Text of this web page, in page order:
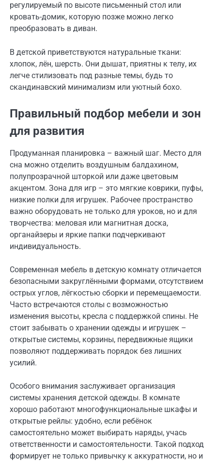
регулируемый по высоте письменный стол или
кровать-домик, которую позже можно легко
преобразовать в диван.
В детской приветствуются натуральные ткани:
хлопок, лён, шерсть. Они дышат, приятны к телу, их
легче стилизовать под разные темы, будь то
скандинавский минимализм или уютный бохо.
Правильный подбор мебели и зон
для развития
Продуманная планировка – важный шаг. Место для
сна можно отделить воздушным балдахином,
полупрозрачной шторкой или даже цветовым
акцентом. Зона для игр – это мягкие коврики, пуфы,
низкие полки для игрушек. Рабочее пространство
важно оборудовать не только для уроков, но и для
творчества: меловая или магнитная доска,
органайзеры и яркие папки подчеркивают
индивидуальность.
Современная мебель в детскую комнату отличается
безопасными закруглёнными формами, отсутствием
острых углов, лёгкостью сборки и перемещаемости.
Часто встречаются столы с возможностью
изменения высоты, кресла с поддержкой спины. Не
стоит забывать о хранении одежды и игрушек –
открытые системы, корзины, передвижные ящики
позволяют поддерживать порядок без лишних
усилий.
Особого внимания заслуживает организация
системы хранения детской одежды. В комнате
хорошо работают многофункциональные шкафы и
открытые рейлы: удобно, если ребёнок
самостоятельно может выбирать наряды, учась
ответственности и самостоятельности. Такой подход
формирует не только привычку к аккуратности, но и